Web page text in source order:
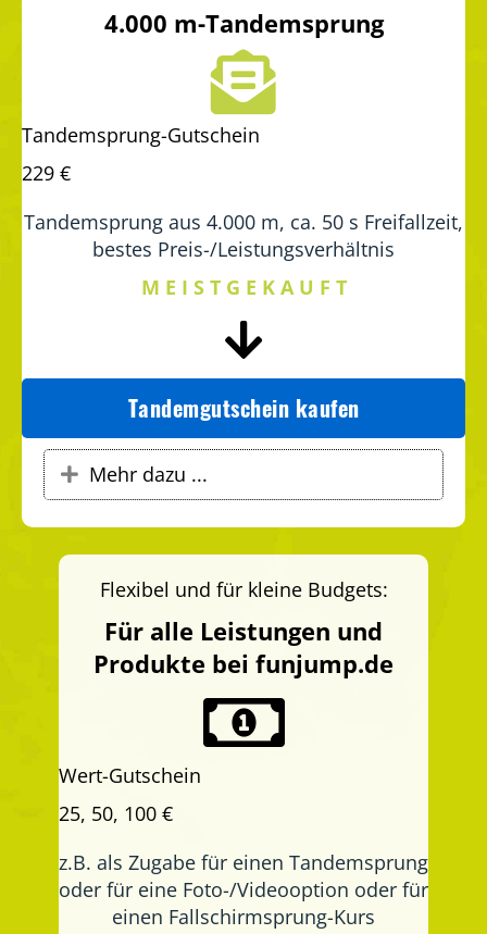
4.000 m-Tandemsprung
Tandemsprung-Gutschein
229 €
Tandemsprung aus 4.000 m, ca. 50 s Freifallzeit,
bestes Preis-/Leistungsverhältnis
M E I S T G E K A U F T
Tandemgutschein kaufen
Expand
Mehr dazu ...
Flexibel und für kleine Budgets:
Für alle Leistungen und
Produkte bei funjump.de
Wert-Gutschein
25, 50, 100 €
z.B. als Zugabe für einen Tandemsprung
oder für eine Foto-/Videooption oder für
einen Fallschirmsprung-Kurs